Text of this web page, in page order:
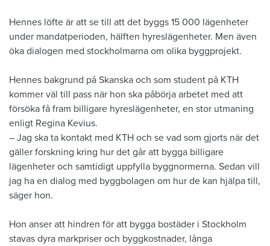
Hennes löfte är att se till att det byggs 15 000 lägenheter
under mandatperioden, hälften hyreslägenheter. Men även
öka dialogen med stockholmarna om olika byggprojekt.
Hennes bakgrund på Skanska och som student på KTH
kommer väl till pass när hon ska påbörja arbetet med att
försöka få fram billigare hyreslägenheter, en stor utmaning
enligt Regina Kevius.
– Jag ska ta kontakt med KTH och se vad som gjorts när det
gäller forskning kring hur det går att bygga billigare
lägenheter och samtidigt uppfylla byggnormerna. Sedan vill
jag ha en dialog med byggbolagen om hur de kan hjälpa till,
säger hon.
Hon anser att hindren för att bygga bostäder i Stockholm
stavas dyra markpriser och byggkostnader, långa